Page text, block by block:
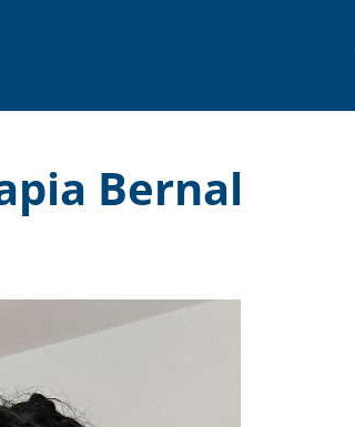
Bernal